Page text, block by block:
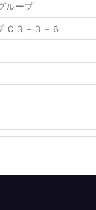
ループ
Ｃ３－３－６